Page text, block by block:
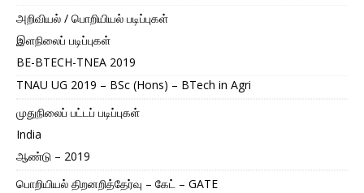
அறிவியல் / பொறியியல் படிப்புகள்
இளநிலைப் படிப்புகள்
BE-BTECH-TNEA 2019
TNAU UG 2019 – BSc (Hons) – BTech in Agri
முதுநிலைப் பட்டப் படிப்புகள்
India
ஆண்டு – 2019
பொறியியல் திறனறித்தேர்வு – கேட் – GATE